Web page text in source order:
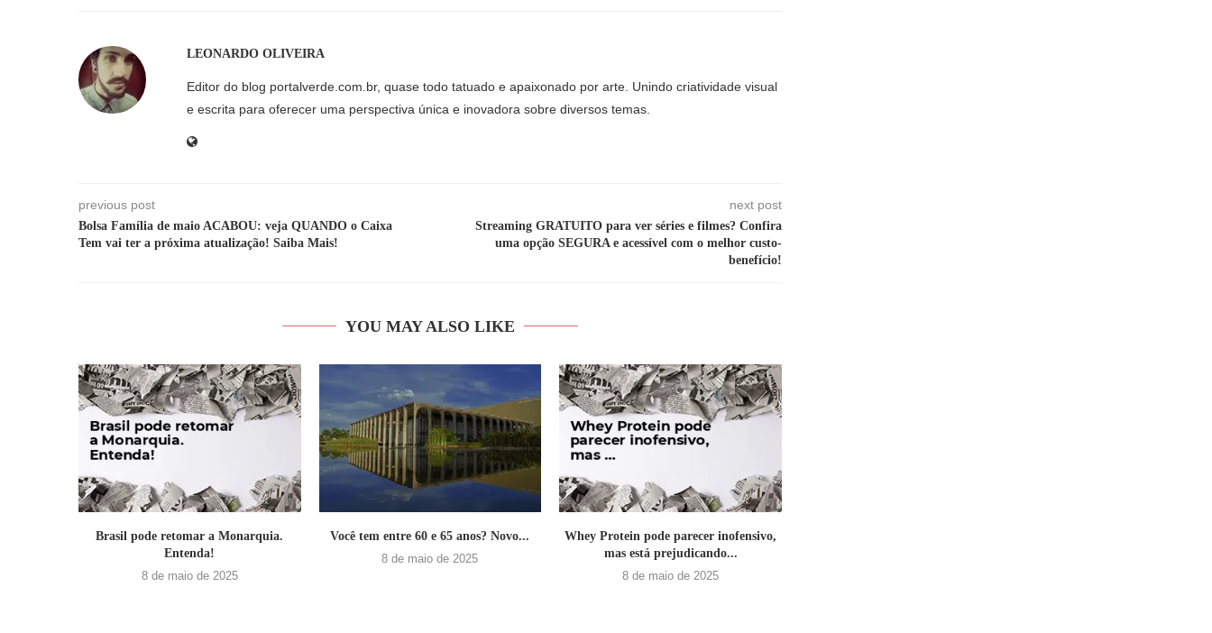
LEONARDO OLIVEIRA
Editor do blog portalverde.com.br, quase todo tatuado e apaixonado por arte. Unindo criatividade visual
e escrita para oferecer uma perspectiva única e inovadora sobre diversos temas.
previous post
Bolsa Família de maio ACABOU: veja QUANDO o Caixa
Tem vai ter a próxima atualização! Saiba Mais!
next post
Streaming GRATUITO para ver séries e filmes? Confira
uma opção SEGURA e acessível com o melhor custo-
benefício!
YOU MAY ALSO LIKE
Brasil pode retomar a Monarquia.
Entenda!
8 de maio de 2025
Você tem entre 60 e 65 anos? Novo...
8 de maio de 2025
Whey Protein pode parecer inofensivo,
mas está prejudicando...
8 de maio de 2025